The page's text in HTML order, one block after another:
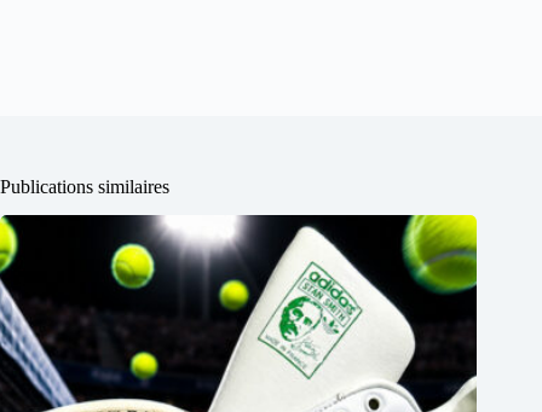
Publications similaires